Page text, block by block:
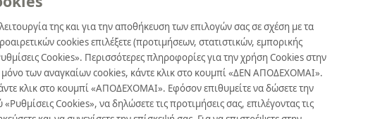
της και για την αποθήκευση των επιλογών σας σε σχέση με τα
cookies επιλέξετε (προτιμήσεων, στατιστικών, εμπορικής
Cookies». Περισσότερες πληροφορίες για την χρήση Cookies στην
μόνο των αναγκαίων cookies, κάντε κλικ στο κουμπί «ΔΕΝ ΑΠΟΔΕΧΟΜΑΙ».
κλικ στο κουμπί «ΑΠΟΔΕΧΟΜΑΙ». Εφόσον επιθυμείτε να δώσετε την
Cookies», να δηλώσετε τις προτιμήσεις σας, επιλέγοντας τις